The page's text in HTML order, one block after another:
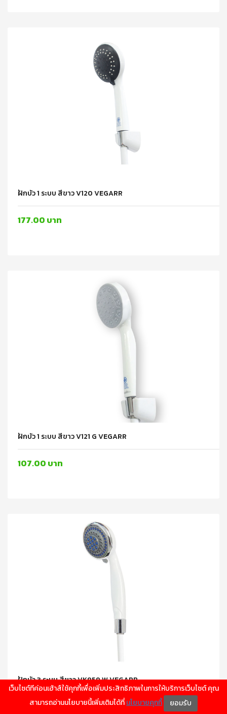
ฝักบัว 1 ระบบ สีขาว V120 VEGARR
177.00 บาท
ฝักบัว 1 ระบบ สีขาว V121 G VEGARR
107.00 บาท
ฝักบัว 3 ระบบ สีขาว VK959 W VEGARR
177.00 บาท
เว็บไซต์ทีค่อนเฮ้าส์ใช้คุกกี้เพื่อเพิ่มประสิทธิภาพในการให้บริการเว็บไซต์ คุณ
สามารถอ่านนโยบายนี้เพิ่มเติมได้ที่นโยบายคุกกี้ ยอมรับ